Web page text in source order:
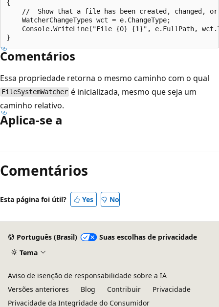
{
//  Show that a file has been created, changed,
    WatcherChangeTypes wct = e.ChangeType;
Console.WriteLine("File {0} {1}", e.FullPath,
Comentários
Essa propriedade retorna o mesmo caminho com o qual
FileSystemWatcher é inicializada, mesmo que seja um
caminho relativo.
Aplica-se a
de
leitura
Comentários
Esta página foi útil? Yes No
Português (Brasil)
Suas escolhas de privacidade
Tema
Aviso de isenção de responsabilidade sobre a IA
Versões anteriores
Blog Contribuir
Privacidade
Privacidade da Integridade do Consumidor